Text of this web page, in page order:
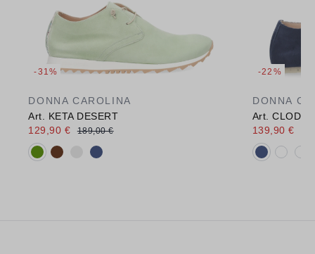
-31%
DONNA CAROLINA
Art. KETA DESERT
129,90 €
189,00 €
Verfügbare Farbvarianten:
-22%
DONNA
Art. CLOD
139,90 €
Verfügbare